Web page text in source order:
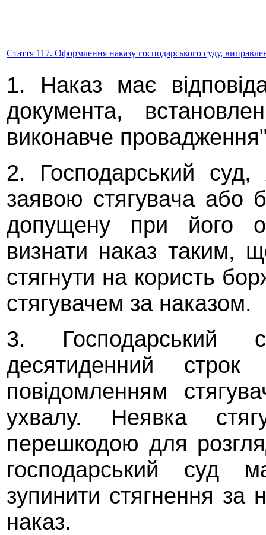
Стаття 117. Оформлення наказу господарського суду,
1. Наказ має
документа,
виконавче
2. Господарський
заявою стягувача або
допущену при його
визнати наказ таким,
стягнути на користь
стягувачем за наказом.
3. Господарський
десятиденний
повідомленням
ухвалу. Неявка
перешкодою для
господарський суд
зупинити стягнення за
наказ.